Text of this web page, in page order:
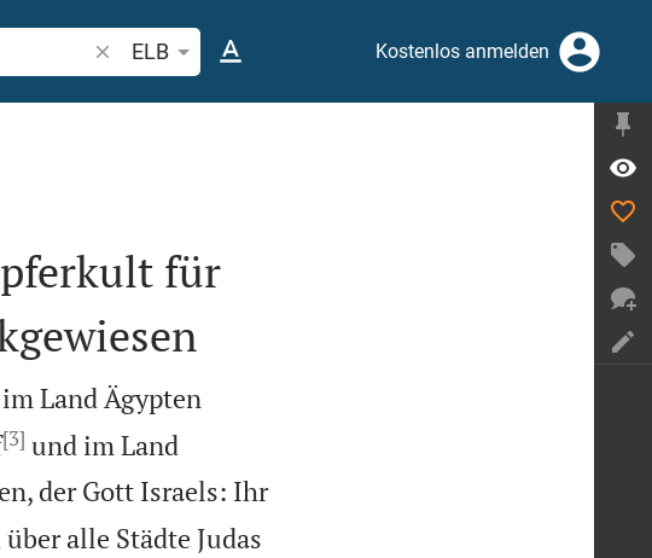
Bibelstelle oder Begriff suchen
ELB Kostenlos anmelden
für
Land Ägypten
[3] und im Land
der Gott Israels: Ihr
alle Städte Judas